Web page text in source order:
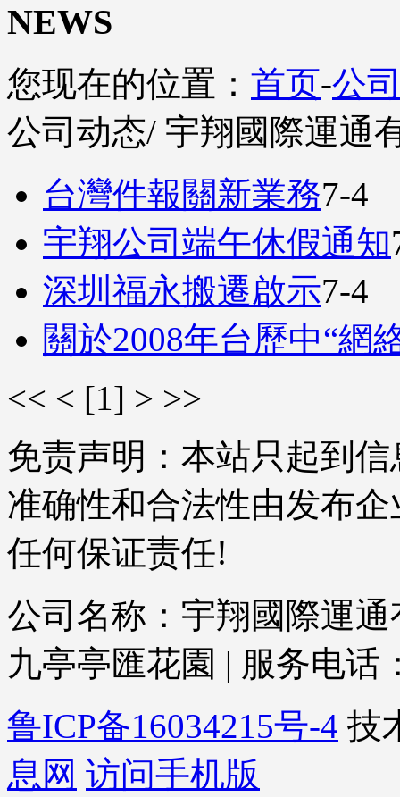
NEWS
您现在的位置： 首页-公
公司动态/ 宇翔國際運通
台灣件報關新業務7-4
宇翔公司端午休假通知
深圳福永搬遷啟示7-4
關於2008年台歷中“網
<< < [1] > >>
免责声明：本站只起到
准确性和合法性由发布
任何保证责任!
公司名称：宇翔國際運
九亭亭匯花園 | 服务电话
鲁ICP备16034215号-4 技
息网 访问手机版